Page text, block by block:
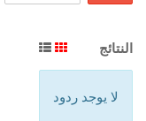
النتائج
لا يوجد ردود